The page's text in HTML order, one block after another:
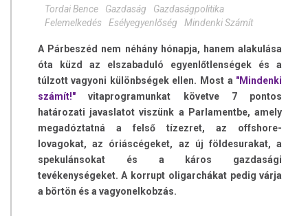
Tordai Bence
Gazdaság
Gazdaságpolitika
Felemelkedés
Esélyegyenlőség Mindenki Számít
A Párbeszéd nem néhány hónapja, hanem alakulása
óta küzd az elszabaduló egyenlőtlenségek és a
túlzott vagyoni különbségek ellen. Most a "Mindenki
számít!"vitaprogramunkat követve 7 pontos
határozati javaslatot viszünk a Parlamentbe, amely
megadóztatná a felső tízezret, az offshore-
lovagokat, az óriáscégeket, az új földesurakat, a
spekulánsokat és a káros gazdasági
tevékenységeket. A korrupt oligarchákat pedig várja
a börtön és a vagyonelkobzás.